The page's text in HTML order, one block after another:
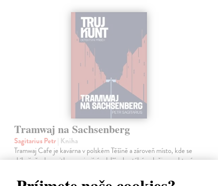
Tramwaj na Sachsenberg
Sagitarius Petr| Kniha
Tramwaj Cafe je kavárna v polském Těšíně a zároveň místo, kde se
sbíhají všechny nitky související s dalším brutálním zločinem, který
Jak…